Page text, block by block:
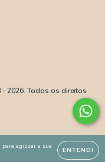
para agilizar a sua
ENTENDI
- 2026. Todos os direitos